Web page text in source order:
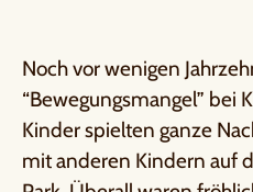
Noch vor wenigen
“Bewegungsmangel” bei
Kinder spielten ganze
mit anderen Kindern auf